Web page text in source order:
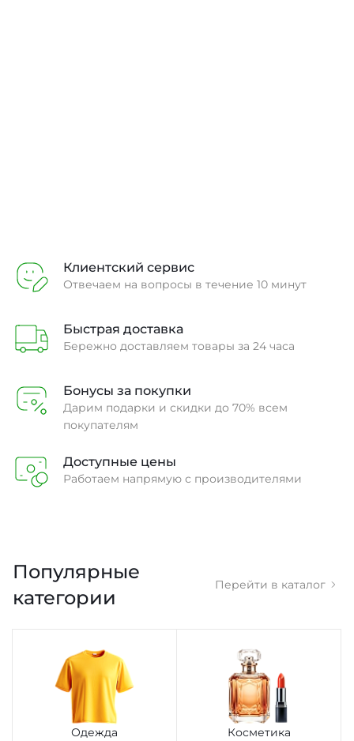
Клиентский сервис
Отвечаем на вопросы в течение 10 минут
Быстрая доставка
Бережно доставляем товары за 24 часа
Бонусы за покупки
Дарим подарки и скидки до 70% всем
покупателям
Доступные цены
Работаем напрямую с производителями
Популярные
категории
Перейти в каталог
Одежда Косметика